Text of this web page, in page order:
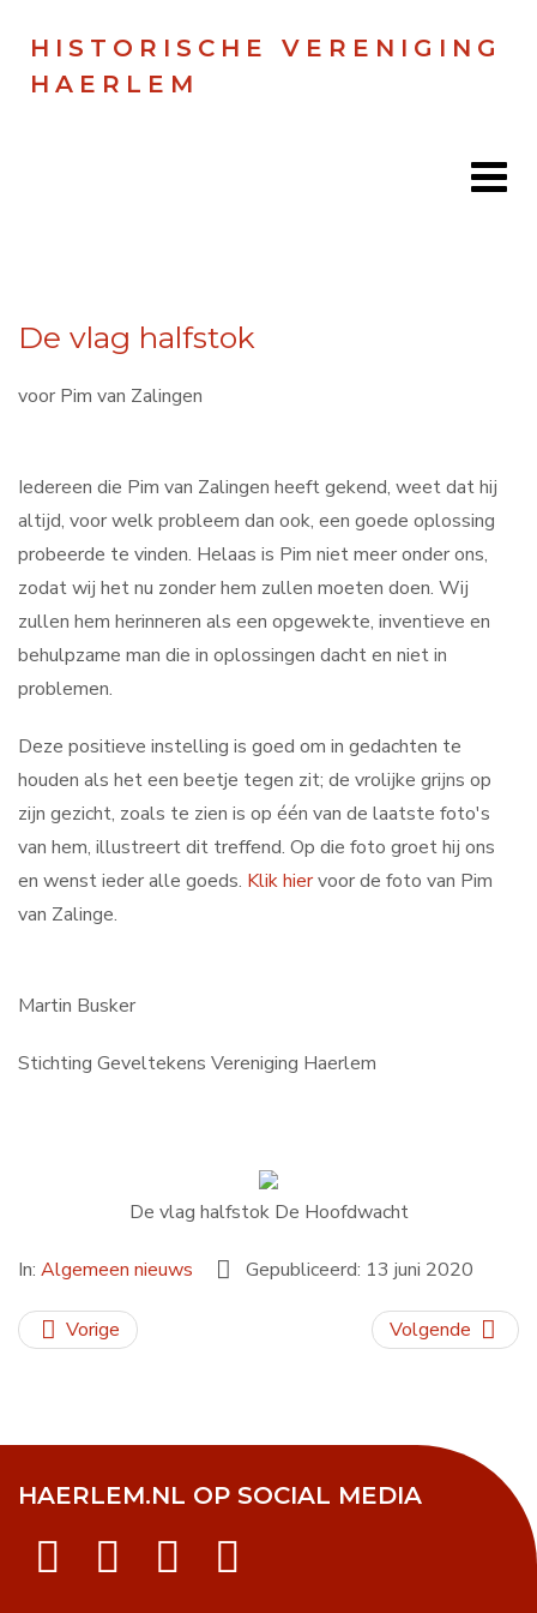
HISTORISCHE VERENIGING
HAERLEM
Doen
Zien
Over ons
...
De vlag halfstok
voor Pim van Zalingen
Iedereen die Pim van Zalingen heeft gekend, weet dat hij
altijd, voor welk probleem dan ook, een goede oplossing
probeerde te vinden. Helaas is Pim niet meer onder ons,
zodat wij het nu zonder hem zullen moeten doen. Wij
zullen hem herinneren als een opgewekte, inventieve en
behulpzame man die in oplossingen dacht en niet in
problemen.
Deze positieve instelling is goed om in gedachten te
houden als het een beetje tegen zit; de vrolijke grijns op
zijn gezicht, zoals te zien is op één van de laatste foto's
van hem, illustreert dit treffend. Op die foto groet hij ons
en wenst ieder alle goeds. Klik hiervoor de foto van Pim
van Zalinge.
Martin Busker
Stichting Geveltekens Vereniging Haerlem
De vlag halfstok De Hoofdwacht
In: Algemeen nieuws Gepubliceerd: 13 juni 2020
Vorige Volgende
HAERLEM.NL OP SOCIAL MEDIA